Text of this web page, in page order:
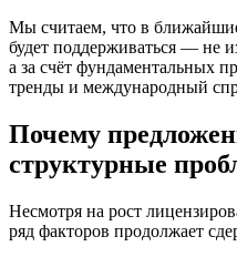
Мы считаем, что в
будет поддерживаться — не
а за счёт фундаментальных
тренды и международный
Почему
структурные
Несмотря на рост
ряд факторов продолжает